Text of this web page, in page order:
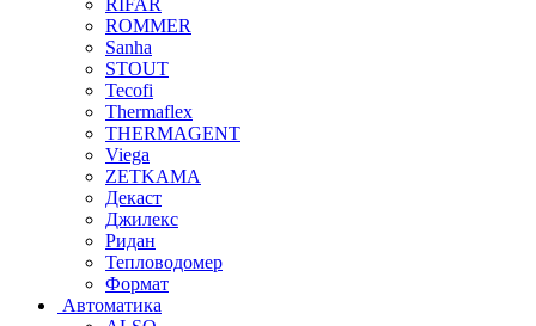
ROMMER
Sanha
STOUT
Tecofi
Thermaflex
THERMAGENT
Viega
ZETKAMA
Декаст
Джилекс
Ридан
Тепловодомер
Формат
Автоматика